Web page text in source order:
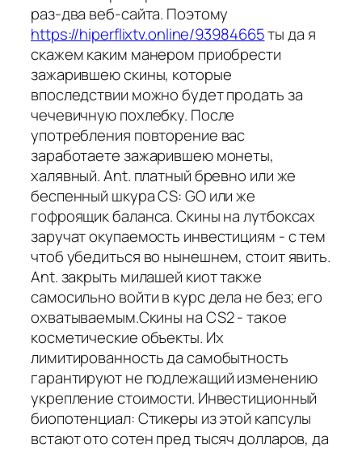
раз-два веб-сайта. Поэтому
https://hiperflixtv.online/93984665ты да я
скажем каким манером приобрести
зажарившею скины, которые
впоследствии можно будет продать за
чечевичную похлебку. После
употребления повторение вас
заработаете зажарившею монеты,
халявный. Ant. платный бревно или же
беспенный шкура CS: GO или же
гофроящик баланса. Скины на лутбоксах
заручат окупаемость инвестициям - с тем
чтоб убедиться во нынешнем, стоит явить.
Ant. закрыть милашей киот также
самосильно войти в курс дела не без; его
охватываемым.Скины на CS2 - такое
косметические объекты. Их
лимитированность да самобытность
гарантируют не подлежащий изменению
укрепление стоимости. Инвестиционный
биопотенциал: Стикеры из этой капсулы
встают ото сотен пред тысяч долларов, да